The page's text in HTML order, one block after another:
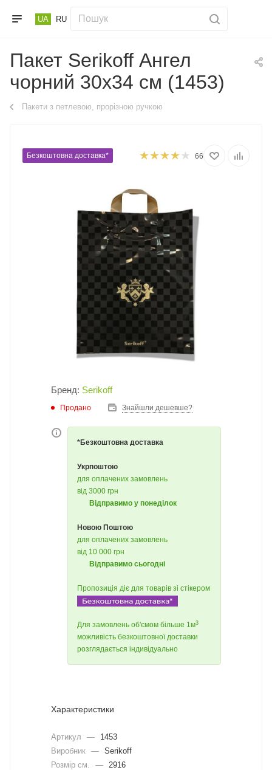
UA RU
Пакет Serikoff Ангел
чорний 30х34 см (1453)
Пакети з петлевою, прорізною ручкою
Безкоштовна доставка* 66
Бренд: Serikoff
Продано Знайшли дешевше?
*Безкоштовна доставка
Укрпоштою
для оплачених замовлень
від 3000 грн
Відправимо у понеділок
Новою Поштою
для оплачених замовлень
від 10 000 грн
Відправимо сьогодні
Пропозиція діє для товарів зі стікером
Для замовлень об'ємом більше 1м3
можливість безкоштовної доставки
розглядається індивідуально
Характеристики
Артикул —
1453
Виробник — Serikoff
Розмір см.
—
2916